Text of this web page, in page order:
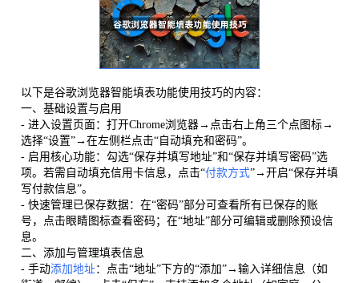
以下是谷歌浏览器智能填表功能使用技巧的内容：
一、基础设置与启用
- 进入设置页面：打开Chrome浏览器→点击右上角三个点图标→
选择“设置”→在左侧栏点击“自动填充和密码”。
- 启用核心功能：勾选“保存并填写地址”和“保存并填写密码”选
项。若需自动填充信用卡信息，点击“付款方式”→开启“保存并填
写付款信息”。
- 快速管理已保存数据：在“密码”部分可查看所有已保存的账
号，点击眼睛图标查看密码；在“地址”部分可编辑或删除预设信
息。
二、添加与管理填表信息
- 手动添加地址 ：点击“地址”下方的“添加”→输入详细信息（如